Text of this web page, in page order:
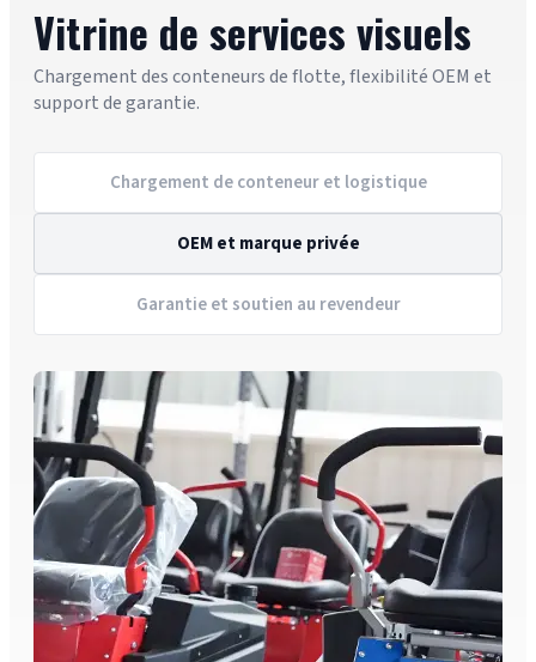
Vitrine de services visuels
Chargement des conteneurs de flotte, flexibilité OEM et
support de garantie.
Chargement de conteneur et logistique
OEM et marque privée
Garantie et soutien au revendeur